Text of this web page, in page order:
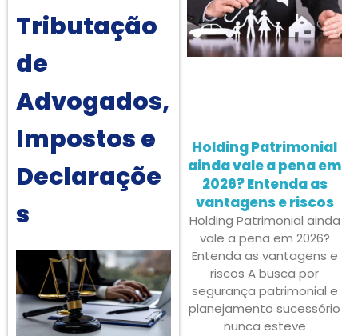
Tributação
de
Advogados,
Impostos e
Declaraçõe
s
Holding Patrimonial
ainda vale a pena em
2026? Entenda as
vantagens e riscos
Holding Patrimonial ainda
vale a pena em 2026?
Entenda as vantagens e
riscos A busca por
segurança patrimonial e
planejamento sucessório
nunca esteve